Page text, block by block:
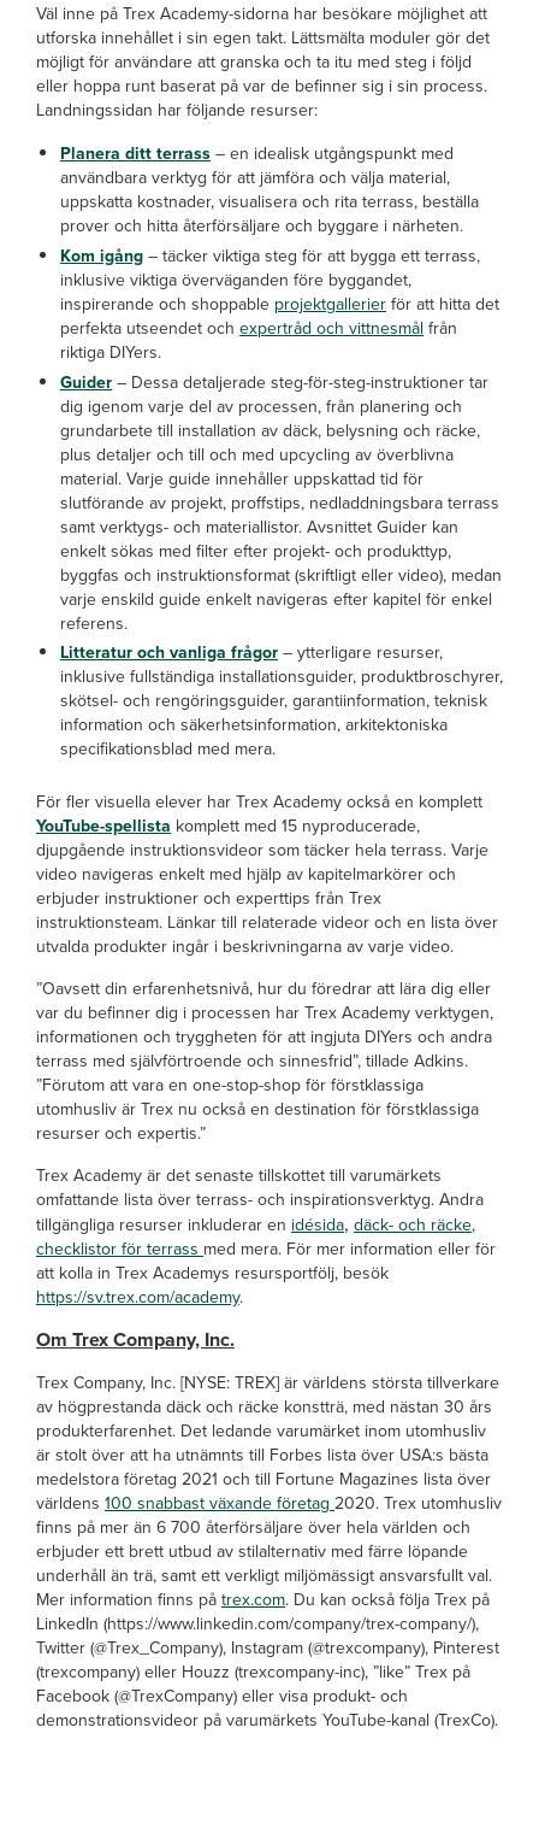
Väl inne på Trex Academy-sidorna har besökare möjlighet att
utforska innehållet i sin egen takt. Lättsmälta moduler gör det
möjligt för användare att granska och ta itu med steg i följd
eller hoppa runt baserat på var de befinner sig i sin process.
Landningssidan har följande resurser:
Planera ditt terrass– en idealisk utgångspunkt med
användbara verktyg för att jämföra och välja material,
uppskatta kostnader, visualisera och rita terrass, beställa
prover och hitta återförsäljare och byggare i närheten.
Kom igång– täcker viktiga steg för att bygga ett terrass,
inklusive viktiga överväganden före byggandet,
inspirerande och shoppable projektgallerierför att hitta det
perfekta utseendet och expertråd och vittnesmålfrån
riktiga DIYers.
Guider– Dessa detaljerade steg-för-steg-instruktioner tar
dig igenom varje del av processen, från planering och
grundarbete till installation av däck, belysning och räcke,
plus detaljer och till och med upcycling av överblivna
material. Varje guide innehåller uppskattad tid för
slutförande av projekt, proffstips, nedladdningsbara terrass
samt verktygs- och materiallistor. Avsnittet Guider kan
enkelt sökas med filter efter projekt- och produkttyp,
byggfas och instruktionsformat (skriftligt eller video), medan
varje enskild guide enkelt navigeras efter kapitel för enkel
referens.
Litteratur och vanliga frågor– ytterligare resurser,
inklusive fullständiga installationsguider, produktbroschyrer,
skötsel- och rengöringsguider, garantiinformation, teknisk
information och säkerhetsinformation, arkitektoniska
specifikationsblad med mera.
För fler visuella elever har Trex Academy också en komplett
YouTube-spellista komplett med 15 nyproducerade,
djupgående instruktionsvideor som täcker hela terrass. Varje
video navigeras enkelt med hjälp av kapitelmarkörer och
erbjuder instruktioner och experttips från Trex
instruktionsteam. Länkar till relaterade videor och en lista över
utvalda produkter ingår i beskrivningarna av varje video.
”Oavsett din erfarenhetsnivå, hur du föredrar att lära dig eller
var du befinner dig i processen har Trex Academy verktygen,
informationen och tryggheten för att ingjuta DIYers och andra
terrass med självförtroende och sinnesfrid”, tillade Adkins.
”Förutom att vara en one-stop-shop för förstklassiga
utomhusliv är Trex nu också en destination för förstklassiga
resurser och expertis.”
Trex Academy är det senaste tillskottet till varumärkets
omfattande lista över terrass- och inspirationsverktyg. Andra
tillgängliga resurser inkluderar en idésida, däck- och räcke,
checklistor för terrassmed mera. För mer information eller för
att kolla in Trex Academys resursportfölj, besök
https://sv.trex.com/academy.
Om Trex Company, Inc.
Trex Company, Inc. [NYSE: TREX] är världens största tillverkare
av högprestanda däck och räcke konstträ, med nästan 30 års
produkterfarenhet. Det ledande varumärket inom utomhusliv
är stolt över att ha utnämnts till Forbes lista över USA:s bästa
medelstora företag 2021 och till Fortune Magazines lista över
världens 100 snabbast växande företag2020. Trex utomhusliv
finns på mer än 6 700 återförsäljare över hela världen och
erbjuder ett brett utbud av stilalternativ med färre löpande
underhåll än trä, samt ett verkligt miljömässigt ansvarsfullt val.
Mer information finns påtrex.com. Du kan också följa Trex på
LinkedIn (https://www.linkedin.com/company/trex-company/),
Twitter (@Trex_Company), Instagram (@trexcompany), Pinterest
(trexcompany) eller Houzz (trexcompany-inc), ”like” Trex på
Facebook (@TrexCompany) eller visa produkt- och
demonstrationsvideor på varumärkets YouTube-kanal (TrexCo).